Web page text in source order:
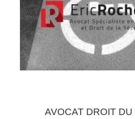
AVOCAT DROIT DU